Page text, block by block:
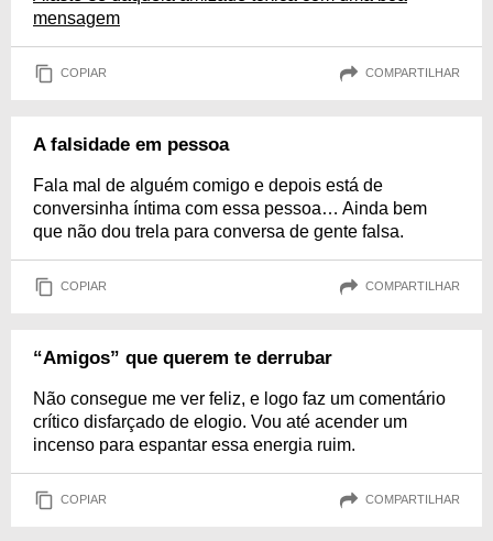
mensagem
COPIAR COMPARTILHAR
A falsidade em pessoa
Fala mal de alguém comigo e depois está de
conversinha íntima com essa pessoa… Ainda bem
que não dou trela para conversa de gente falsa.
COPIAR COMPARTILHAR
“Amigos” que querem te derrubar
Não consegue me ver feliz, e logo faz um comentário
crítico disfarçado de elogio. Vou até acender um
incenso para espantar essa energia ruim.
COPIAR COMPARTILHAR